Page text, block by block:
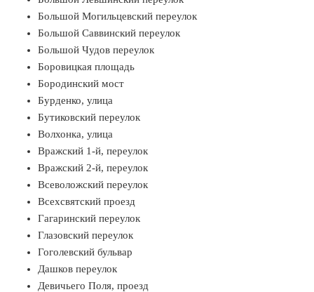
Большой Могильцевский переулок
Большой Саввинский переулок
Большой Чудов переулок
Боровицкая площадь
Бородинский мост
Бурденко, улица
Бутиковский переулок
Волхонка, улица
Вражский 1-й, переулок
Вражский 2-й, переулок
Всеволожский переулок
Всехсвятский проезд
Гагаринский переулок
Глазовский переулок
Гоголевский бульвар
Дашков переулок
Девичьего Поля, проезд